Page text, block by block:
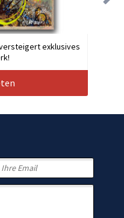
exklusives